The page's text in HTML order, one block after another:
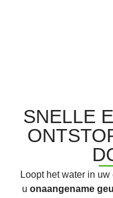
SNELLE
Loopt het water in uw
u onaangename